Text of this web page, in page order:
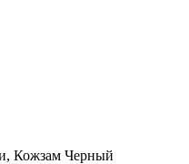
Кожзам Черный